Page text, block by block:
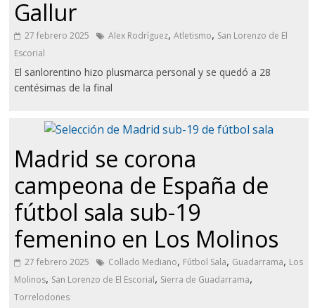
Gallur
27 febrero 2025 Alex Rodríguez,Atletismo, San Lorenzo de El
Escorial
El sanlorentino hizo plusmarca personal y se quedó a 28
centésimas de la final
Madrid se corona
campeona de España de
fútbol sala sub-19
femenino en Los Molinos
27 febrero 2025 Collado Mediano, Fútbol Sala, Guadarrama, Los
Molinos, San Lorenzo de El Escorial, Sierra de Guadarrama,
Torrelodones